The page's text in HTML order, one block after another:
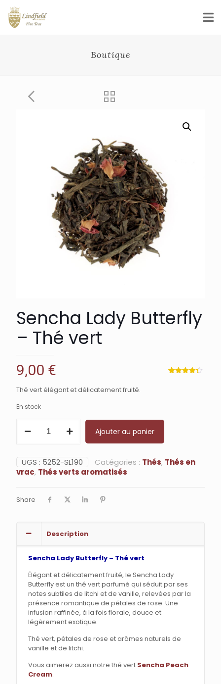
Boutique
Sencha Lady Butterfly
– Thé vert
9,00 €
Thé vert élégant et délicatement fruité.
En stock
Butterfly
-
Ajouter au panier
UGS : 5252-SL190 Catégories : Thés, Thés en
vrac, Thés verts aromatisés
Share
Description
Sencha Lady Butterfly – Thé vert
Élégant et délicatement fruité, le Sencha Lady
Butterfly est un thé vert parfumé qui séduit par ses
notes subtiles de litchi et de vanille, relevées par la
présence romantique de pétales de rose. Une
infusion raffinée, à la fois florale, douce et
légèrement exotique.
Thé vert, pétales de rose et arômes naturels de
vanille et de litchi.
Vous aimerez aussi notre thé vert Sencha Peach
Cream.